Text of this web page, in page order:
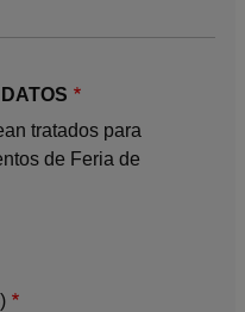
tratados para
de Feria de